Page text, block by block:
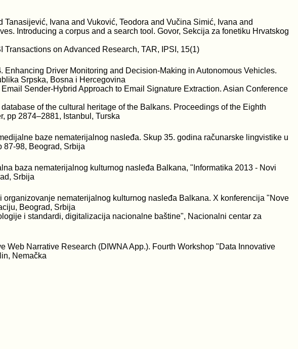
Ivana and Vuković, Teodora and Vučina Simić, Ivana and
Introducing a corpus and a search tool. Govor, Sekcija za fonetiku Hrvatskog
on Advanced Research, TAR, IPSI, 15(1)
. Enhancing Driver Monitoring and Decision-Making in Autonomous Vehicles.
Srpska, Bosna i Hercegovina
Email Sender-Hybrid Approach to Email Signature Extraction. Asian Conference
of the cultural heritage of the Balkans. Proceedings of the Eighth
pp 2874–2881, Istanbul, Turska
baze nematerijalnog nasleđa. Skup 35. godina računarske lingvistike u
87-98, Beograd, Srbija
baza nematerijalnog kulturnog nasleđa Balkana, "Informatika 2013 - Novi
Srbija
organizovanje nematerijalnog kulturnog nasleđa Balkana. X konferencija "Nove
Beograd, Srbija
i standardi, digitalizacija nacionalne baštine", Nacionalni centar za
Web Narrative Research (DIWNA App.). Fourth Workshop "Data Innovative
Nemačka